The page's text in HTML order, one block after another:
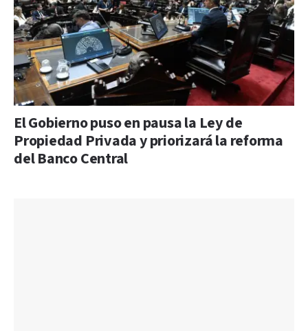
El Gobierno puso en pausa la Ley de
Propiedad Privada y priorizará la reforma
del Banco Central